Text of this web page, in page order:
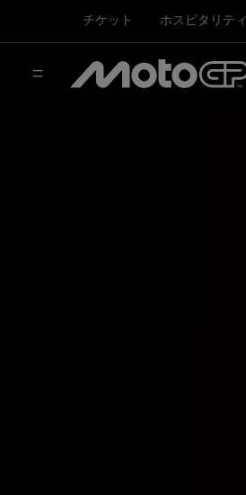
チケット ホスピタリティ